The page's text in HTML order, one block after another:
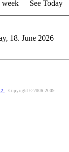
week
See Today
18. June 2026
Copyright © 2006-2009